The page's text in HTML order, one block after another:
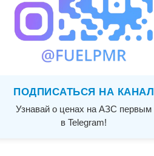
ПОДПИСАТЬСЯ НА КАНАЛ
Узнавай о ценах на АЗС первым
в Telegram!